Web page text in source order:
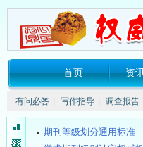
首页 资
有问必答 写作指导 调查报告
关于所谓的“中国消费网
要投稿的话要注明哪些
普通期刊的发表流程是
期刊等级划分通用标准